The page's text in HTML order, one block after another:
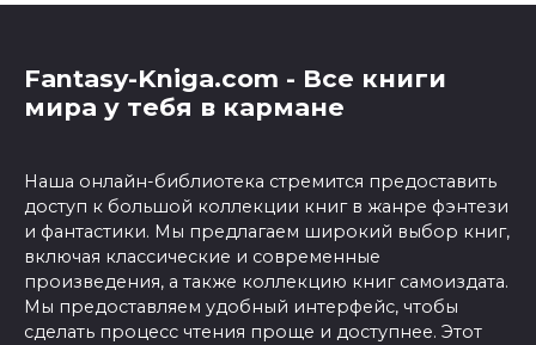
Fantasy-Kniga.com - Все книги
мира у тебя в кармане
Наша онлайн-библиотека стремится предоставить
доступ к большой коллекции книг в жанре фэнтези
и фантастики. Мы предлагаем широкий выбор книг,
включая классические и современные
произведения, а также коллекцию книг самоиздата.
Мы предоставляем удобный интерфейс, чтобы
сделать процесс чтения проще и доступнее. Этот